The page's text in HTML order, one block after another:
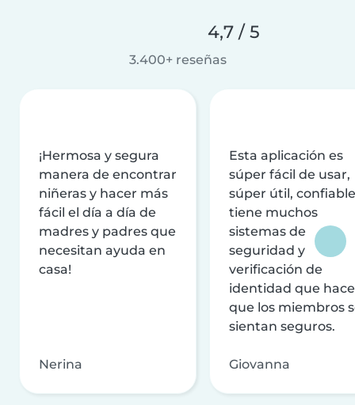
4,7 / 5
3.400+ reseñas
¡Hermosa y segura
manera de encontrar
niñeras y hacer más
fácil el día a día de
madres y padres que
necesitan ayuda en
casa!
Nerina
Esta aplicación es
súper fácil de usar,
súper útil,
tiene muchos
sistemas de
seguridad y
verificación de
identidad que
que los miembros
sientan seguros.
Giovanna